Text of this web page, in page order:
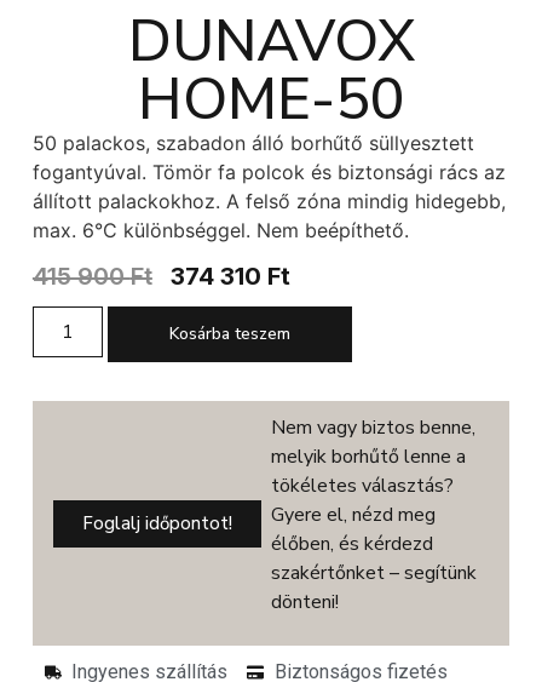
DUNAVOX
HOME-50
50 palackos, szabadon álló borhűtő süllyesztett
fogantyúval. Tömör fa polcok és biztonsági rács az
állított palackokhoz. A felső zóna mindig hidegebb,
max. 6°C különbséggel. Nem beépíthető.
415 900Ft 374 310 Ft
Kosárba teszem
Foglalj időpontot!
Nem vagy biztos benne,
melyik borhűtő lenne a
tökéletes választás?
Gyere el, nézd meg
élőben, és kérdezd
szakértőnket – segítünk
dönteni!
Ingyenes szállítás
Biztonságos fizetés